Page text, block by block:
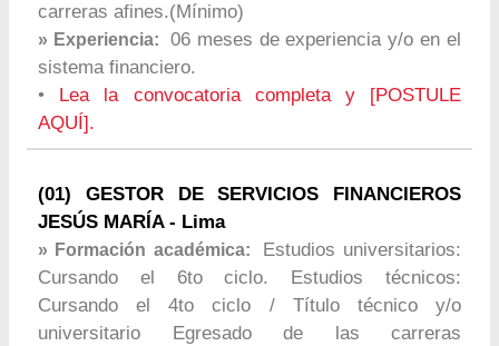
carreras afines.(Mínimo)
» Experiencia:
06 meses de experiencia y/o en el
sistema financiero.
•
Lea la convocatoria completa y [POSTULE
AQUÍ].
(01) GESTOR DE SERVICIOS FINANCIEROS
JESÚS MARÍA - Lima
» Formación académica:
Estudios universitarios:
Cursando el 6to ciclo. Estudios técnicos:
Cursando el 4to ciclo / Título técnico y/o
universitario Egresado de las carreras